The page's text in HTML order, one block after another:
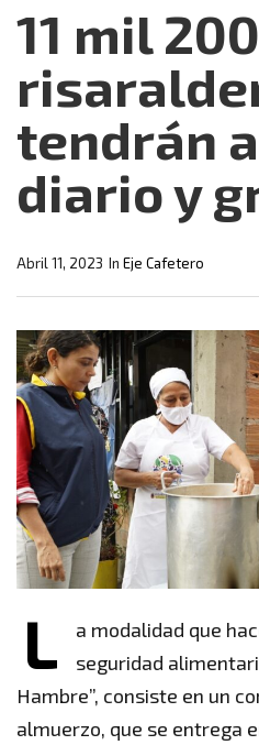
11 mil 200
tendrán
diario y
In Eje Cafetero
Abril 11, 2023
L
a modalidad que
seguridad
Hambre”, consiste en un
almuerzo, que se entrega